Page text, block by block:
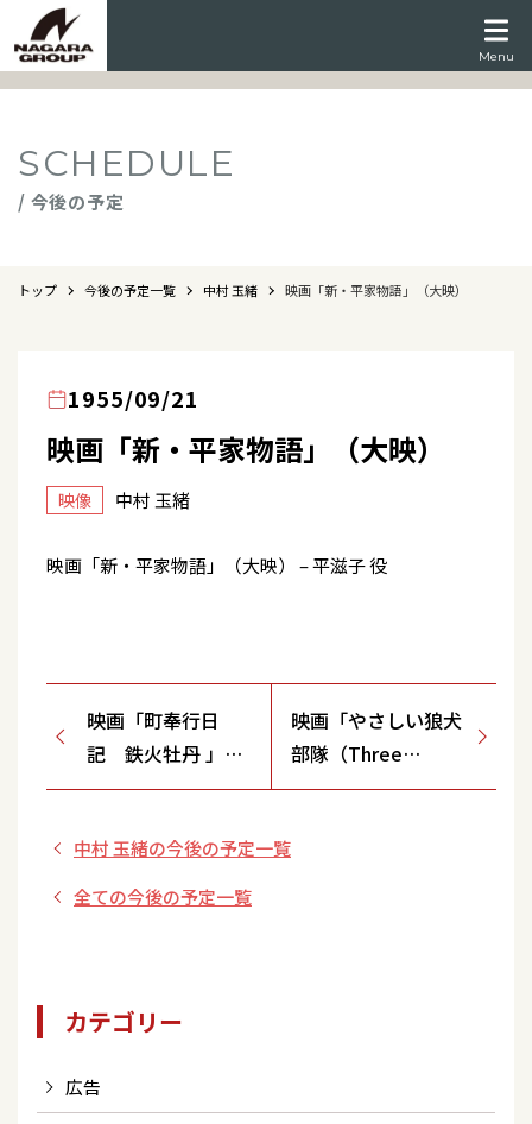
Menu
SCHEDULE
/ 今後の予定
トップ 今後の予定一覧 中村 玉緒 映画「新・平家物語」（大映）
1955/09/21
映画「新・平家物語」（大映）
映像 中村 玉緒
映画「新・平家物語」（大映） – 平滋子 役
映画「町奉行日
記 鉄火牡丹 」
（大映）
映画「やさしい狼犬
部隊（Three
Stripes in the
中村 玉緒の今後の予定一覧
全ての今後の予定一覧
カテゴリー
広告